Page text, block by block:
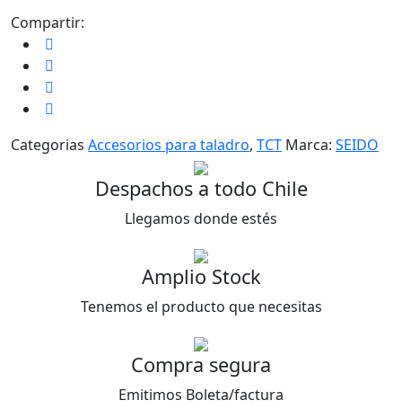
Compartir:
Categorias Accesorios para taladro, TCT Marca: SEIDO
Despachos a todo Chile
Llegamos donde estés
Amplio Stock
Tenemos el producto que necesitas
Compra segura
Emitimos Boleta/factura